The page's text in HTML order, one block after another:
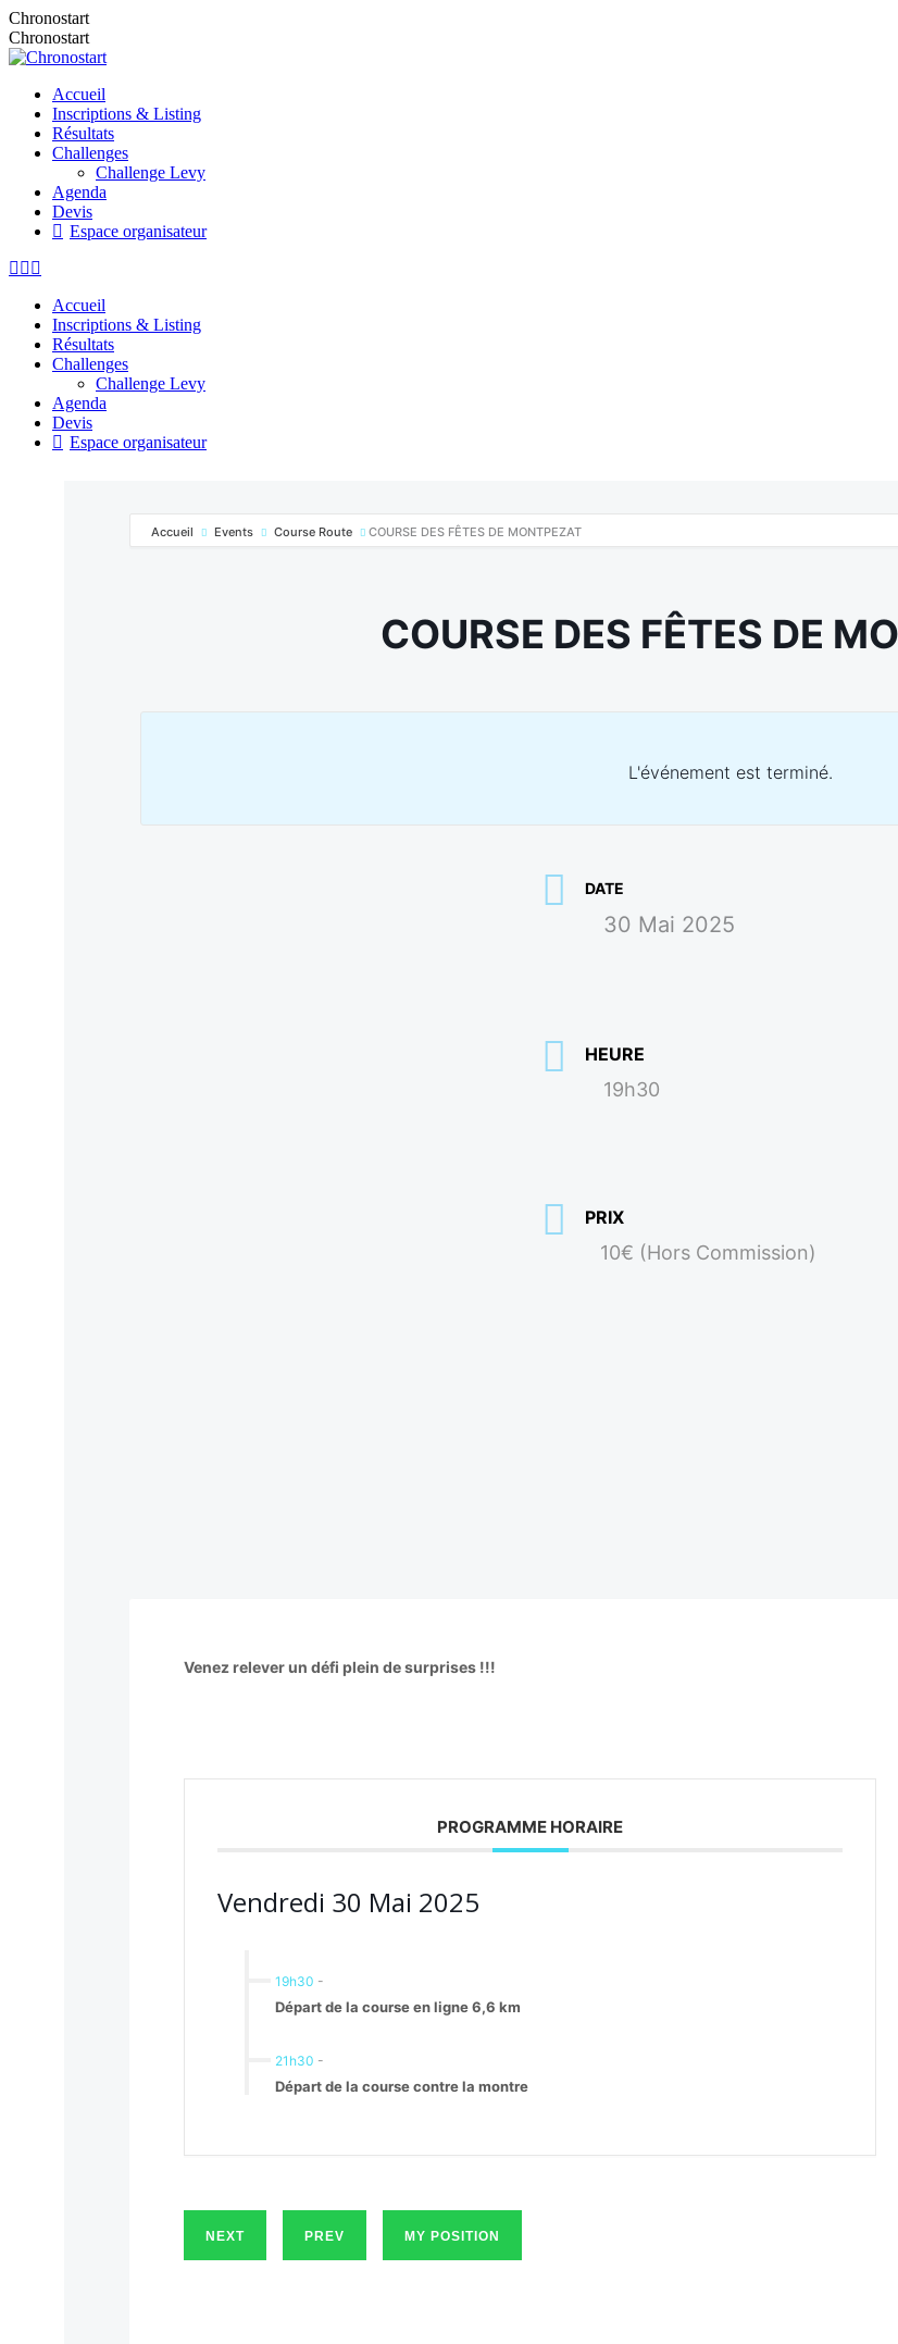
Chronostart
Chronostart
Accueil
Inscriptions & Listing
Résultats
Challenges
Challenge Levy
Agenda
Devis
Espace organisateur
Accueil
Inscriptions & Listing
Résultats
Challenges
Challenge Levy
Agenda
Devis
Espace organisateur
Accueil Events Course Route COURSE DES FÊTES DE MONTPEZAT
COURSE DES FÊTES DE
L'événement est terminé.
DATE
30 Mai 2025
HEURE
19h30
PRIX
10€ (Hors Commission)
Venez relever un défi plein de surprises !!!
PROGRAMME HORAIRE
Vendredi 30 Mai 2025
19h30 -
Départ de la course en ligne 6,6 km
21h30 -
Départ de la course contre la montre
NEXT PREV MY POSITION